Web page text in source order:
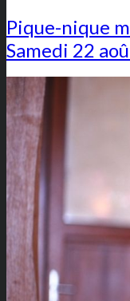
Pique-nique
Samedi 22